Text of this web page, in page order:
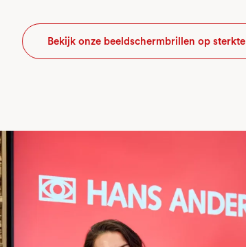
Bekijk onze beeldschermbrillen op sterkte